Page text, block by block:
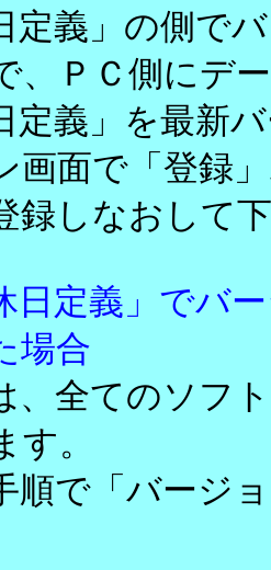
義」の側で
、ＰＣ側にデ
義」を最新
面で「登録
録しなおして
日定義」でバ
場合
全てのソフ
す。
で「バージ